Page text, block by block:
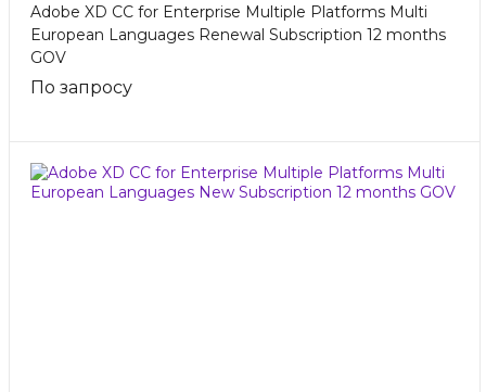
Adobe XD CC for Enterprise Multiple Platforms Multi
European Languages Renewal Subscription 12 months
GOV
По запросу